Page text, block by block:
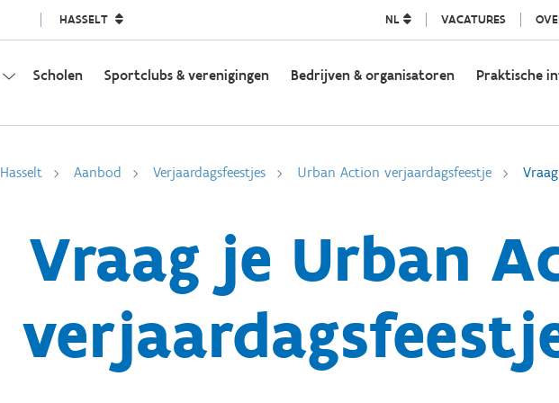
HASSELT NL VACATURES
Scholen Sportclubs & verenigingen Bedrijven & organisatoren Praktische
Hasselt Aanbod Verjaardagsfeestjes Urban Action verjaardagsfeestje
Vraag je Urban